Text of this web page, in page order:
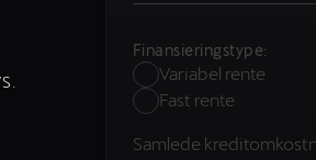
Finansieringstype:
Variabel rente
Fast rente
Samlede